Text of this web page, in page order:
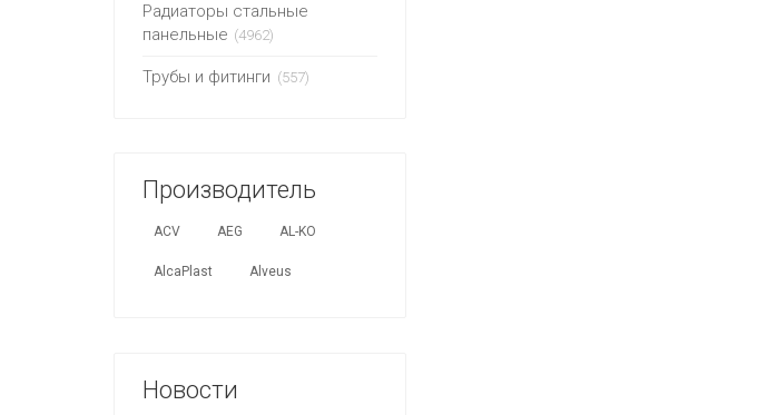
Радиаторы стальные
панельные (4962)
Трубы и фитинги (557)
Производитель
ACV AEG AL-KO
AlcaPlast Alveus
Новости